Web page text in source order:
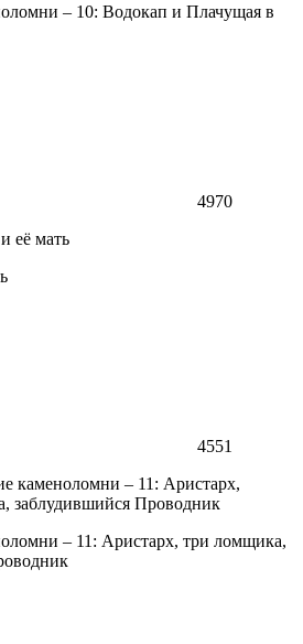
– 10: Водокап и Плачущая в
4970
4551
– 11: Аристарх, три ломщика,